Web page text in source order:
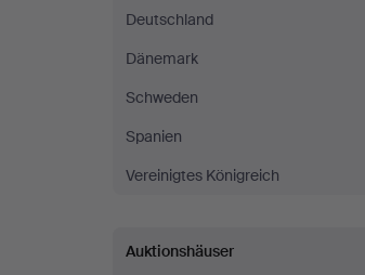
Deutschland
Dänemark
Schweden
Spanien
Vereinigtes Königreich
Auktionshäuser